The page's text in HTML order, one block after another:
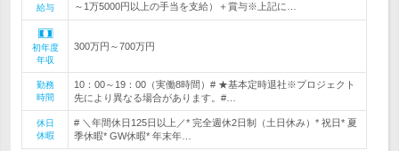
給与
～1万5000円以上の手当を支給）＋賞与※上記に…
初年度
年収
300万円～700万円
勤務
時間
10：00～19：00（実働8時間）# ★基本定時退社※プロジェクト
先により異なる場合があります。#…
休日
休暇
# ＼年間休日125日以上／* 完全週休2日制（土日休み）* 祝日* 夏
季休暇* GW休暇* 年末年…